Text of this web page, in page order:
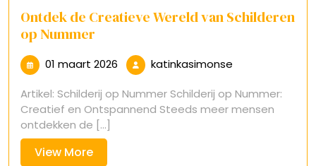
Ontdek de Creatieve Wereld van Schilderen
op Nummer
01 maart 2026 01
maart
2026
katinkasimonse
Artikel: Schilderij op Nummer Schilderij op Nummer:
Creatief en Ontspannend Steeds meer mensen
ontdekken de [...]
View MoreView